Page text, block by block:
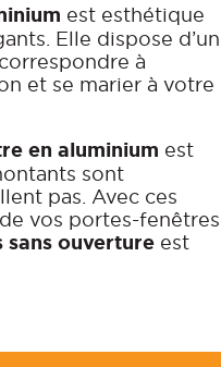
est esthétique
Elle dispose d’un
à
et se marier à votre
en aluminium est
sont
pas. Avec ces
vos portes-fenêtres
sans ouverture est